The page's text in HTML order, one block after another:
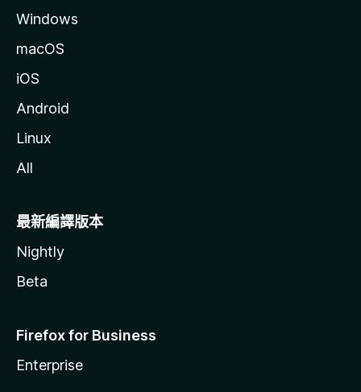
Windows
macOS
iOS
Android
Linux
All
最新編譯版本
Nightly
Beta
Firefox for Business
Enterprise